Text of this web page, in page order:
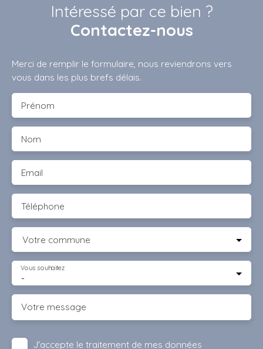
Intéressé par ce bien ?
Contactez-nous
Merci de remplir le formulaire, nous reviendrons vers
vous dans les plus brefs délais.
Prénom
Nom
Email
Téléphone
Votre commune
-
Vous souhaitez
Votre message
J'accepte le traitement de mes données